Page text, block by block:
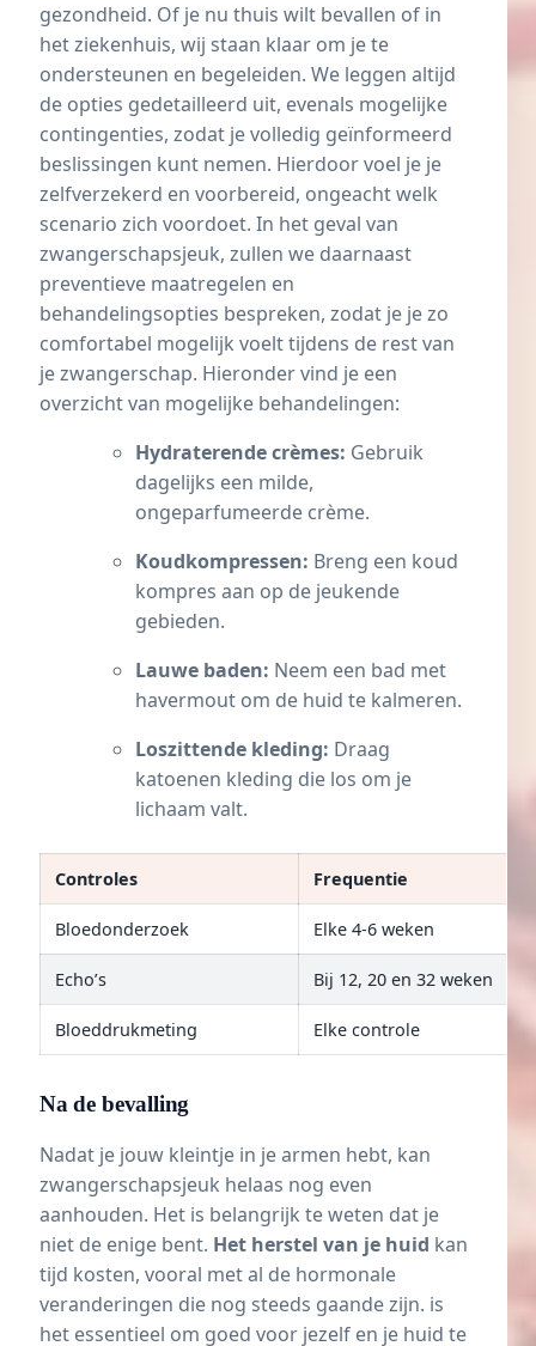
gezondheid. Of je nu thuis wilt bevallen of in
het ziekenhuis, wij staan klaar om je te
ondersteunen en begeleiden. We leggen altijd
de opties gedetailleerd uit, evenals mogelijke
contingenties, zodat je volledig geïnformeerd
beslissingen kunt nemen. Hierdoor voel je je
zelfverzekerd en voorbereid, ongeacht welk
scenario zich voordoet. In het geval van
zwangerschapsjeuk, zullen we daarnaast
preventieve maatregelen en
behandelingsopties bespreken, zodat je je zo
comfortabel mogelijk voelt tijdens de rest van
je zwangerschap. Hieronder vind je een
overzicht van mogelijke behandelingen:
Hydraterende crèmes: Gebruik
dagelijks een milde,
ongeparfumeerde crème.
Koudkompressen: Breng een koud
kompres aan op de jeukende
gebieden.
Lauwe baden: Neem een bad met
havermout om de huid te kalmeren.
Loszittende kleding: Draag
katoenen kleding die los om je
lichaam valt.
Controles Frequentie
Bloedonderzoek Elke 4-6 weken
Echo’s Bij 12, 20 en 32 weken
Bloeddrukmeting Elke controle
Na de bevalling
Nadat je jouw kleintje in je armen hebt, kan
zwangerschapsjeuk helaas nog even
aanhouden. Het is belangrijk te weten dat je
niet de enige bent. Het herstel van je huid kan
tijd kosten, vooral met al de hormonale
veranderingen die nog steeds gaande zijn. is
het essentieel om goed voor jezelf en je huid te